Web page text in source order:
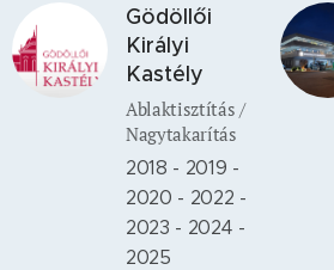
Gödöllői
Királyi
Kastély
Ablaktisztítás /
Nagytakarítás
2018 - 2019 -
2020 - 2022 -
2023 - 2024 -
2025